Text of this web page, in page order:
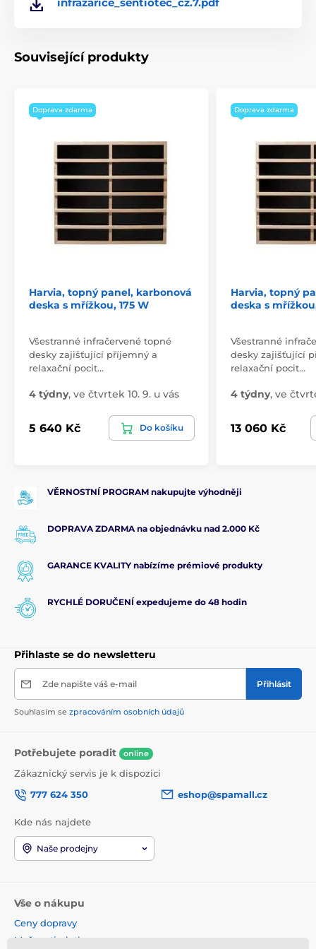
Související produkty
Doprava zdarma
Harvia, topný panel, karbonová
deska s mřížkou, 175 W
Všestranné infračervené topné
desky zajišťující příjemný a
relaxační pocit…
4 týdny, ve čtvrtek 10. 9. u vás
5 640 Kč Do košíku
Doprava zdarma
Harvia, topný
deska s
Všestranné
desky zajišťující
relaxační pocit…
4 týdny, ve
13 060 Kč
VĚRNOSTNÍ PROGRAM nakupujte výhodněji
DOPRAVA ZDARMA na objednávku nad 2.000 Kč
GARANCE KVALITY nabízíme prémiové produkty
RYCHLÉ DORUČENÍ expedujeme do 48 hodin
Přihlaste se do newsletteru
Zde napište váš e-mail Přihlásit
Souhlasím se zpracováním osobních údajů
Potřebujete poradit online
Zákaznický servis je k dispozici
777 624 350
eshop@spamall.cz
Kde nás najdete
Naše prodejny
Vše o nákupu
Ceny dopravy
Možnosti platby